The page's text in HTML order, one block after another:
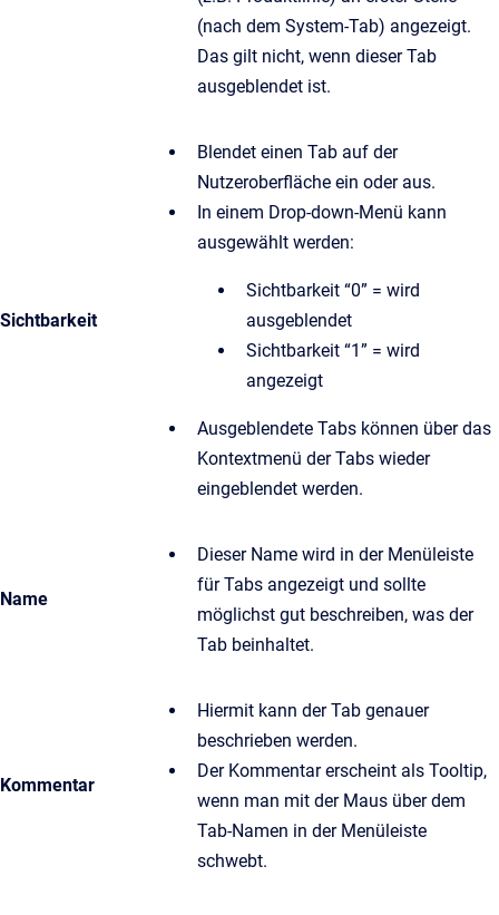
(nach dem System-Tab) angezeigt.
Das gilt nicht, wenn dieser Tab
ausgeblendet ist.
Sichtbarkeit
Blendet einen Tab auf der
Nutzeroberfläche ein oder aus.
In einem Drop-down-Menü kann
ausgewählt werden:
Sichtbarkeit “0” = wird
ausgeblendet
Sichtbarkeit “1” = wird
angezeigt
Ausgeblendete Tabs können über das
Kontextmenü der Tabs wieder
eingeblendet werden.
Name
Dieser Name wird in der Menüleiste
für Tabs angezeigt und sollte
möglichst gut beschreiben, was der
Tab beinhaltet.
Kommentar
Hiermit kann der Tab genauer
beschrieben werden.
Der Kommentar erscheint als Tooltip,
wenn man mit der Maus über dem
Tab-Namen in der Menüleiste
schwebt.